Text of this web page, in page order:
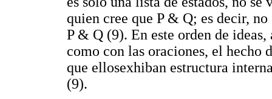
quien cree que P & Q; es decir,
P & Q (9). En este orden de
como con las oraciones, el hecho
que ellosexhiban estructura
(9).